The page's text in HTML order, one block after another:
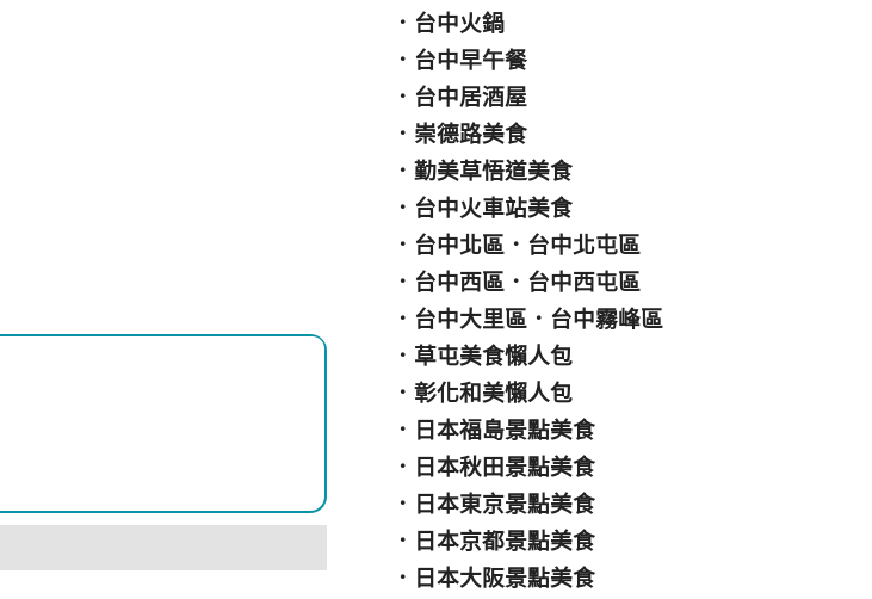
． 台中火鍋
． 台中早午餐
． 台中居酒屋
． 崇德路美食
．勤美草悟道美食
． 台中火車站美食
． 台中北區 ． 台中北屯區
． 台中西區 ． 台中西屯區
． 台中大里區 ． 台中霧峰區
． 草屯美食懶人包
．彰化和美懶人包
． 日本福島景點美食
． 日本秋田景點美食
． 日本東京景點美食
． 日本京都景點美食
． 日本大阪景點美食